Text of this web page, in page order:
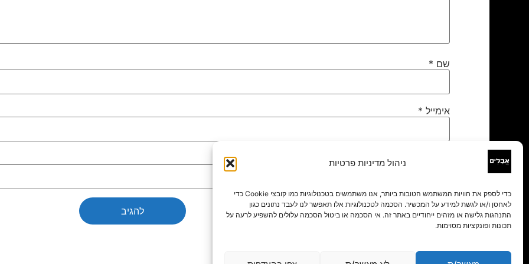
ניהול מדיניות פרטיות
כדי לספק את חוויות המשתמש הטובות ביותר, אנו משתמשים בטכנולוגיות כמו קובצי Cookie כדי
לאחסן ו/או לגשת למידע על המכשיר. הסכמה לטכנולוגיות אלו תאפשר לנו לעבד נתונים כגון
התנהגות גלישה או מזהים ייחודיים באתר זה. אי הסכמה או ביטול הסכמה עלולים להשפיע לרעה על
תכונות ופונקציות מסוימות.
שם *
אימייל *